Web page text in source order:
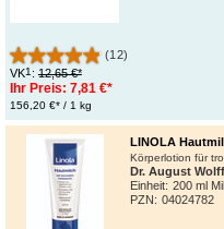
(12)
VK1 : 12,65 €*
Ihr Preis: 7,81 €*
156,20 €* / 1 kg
LINOLA
Körperlotion für
Dr. August
Einheit: 200 ml
PZN : 04024782